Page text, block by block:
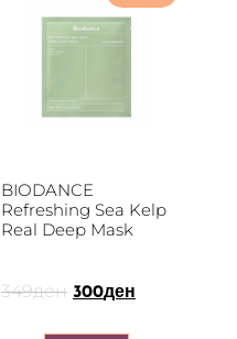
BIODANCE
Refreshing Sea Kelp
Real Deep Mask
349ден 300ден